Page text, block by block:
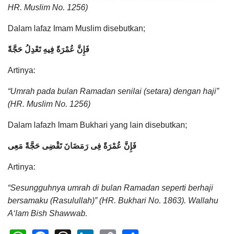
HR. Muslim No. 1256)
Dalam lafaz Imam Muslim disebutkan;
فَإِنَّ عُمْرَةً فِيهِ تَعْدِلُ حَجَّةً
Artinya:
“Umrah pada bulan Ramadan senilai (setara) dengan haji”
(HR. Muslim No. 1256)
Dalam lafazh Imam Bukhari yang lain disebutkan;
فَإِنَّ عُمْرَةً فِى رَمَضَانَ تَقْضِى حَجَّةً مَعِى
Artinya:
“Sesungguhnya umrah di bulan Ramadan seperti berhaji
bersamaku (Rasulullah)” (HR. Bukhari No. 1863). Wallahu
A‘lam Bish Shawwab.